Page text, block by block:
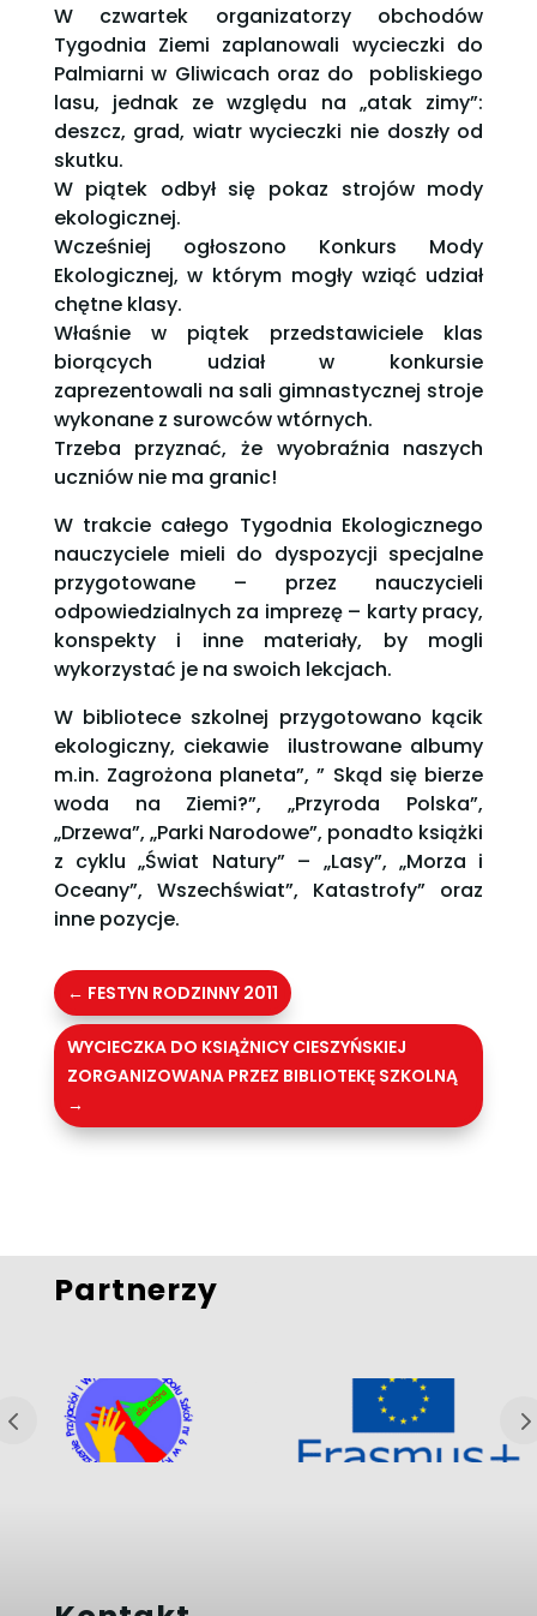
W czwartek organizatorzy obchodów
Tygodnia Ziemi zaplanowali wycieczki do
Palmiarni w Gliwicach oraz do pobliskiego
lasu, jednak ze względu na „atak zimy”:
deszcz, grad, wiatr wycieczki nie doszły od
skutku.
W piątek odbył się pokaz strojów mody
ekologicznej.
Wcześniej ogłoszono Konkurs Mody
Ekologicznej, w którym mogły wziąć udział
chętne klasy.
Właśnie w piątek przedstawiciele klas
biorących udział w konkursie
zaprezentowali na sali gimnastycznej stroje
wykonane z surowców wtórnych.
Trzeba przyznać, że wyobraźnia naszych
uczniów nie ma granic!
W trakcie całego Tygodnia Ekologicznego
nauczyciele mieli do dyspozycji specjalne
przygotowane – przez nauczycieli
odpowiedzialnych za imprezę – karty pracy,
konspekty i inne materiały, by mogli
wykorzystać je na swoich lekcjach.
W bibliotece szkolnej przygotowano kącik
ekologiczny, ciekawie ilustrowane albumy
m.in. Zagrożona planeta”, ” Skąd się bierze
woda na Ziemi?”, „Przyroda Polska”,
„Drzewa”, „Parki Narodowe”, ponadto książki
z cyklu „Świat Natury” – „Lasy”, „Morza i
Oceany”, Wszechświat”, Katastrofy” oraz
inne pozycje.
← FESTYN RODZINNY 2011
WYCIECZKA DO KSIĄŻNICY CIESZYŃSKIEJ
ZORGANIZOWANA PRZEZ BIBLIOTEKĘ SZKOLNĄ
→
Partnerzy